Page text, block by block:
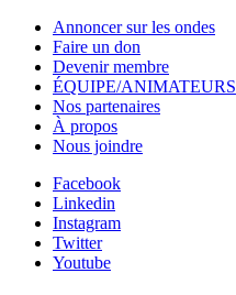
Annoncer sur les ondes
Faire un don
Devenir membre
ÉQUIPE/ANIMATEURS
Nos partenaires
À propos
Nous joindre
Facebook
Linkedin
Instagram
Twitter
Youtube